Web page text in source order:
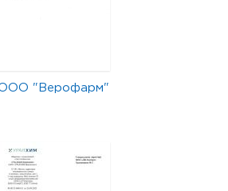
"Верофарм"